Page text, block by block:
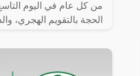
من كل عام في اليوم
الحجة بالتقويم الهجري،